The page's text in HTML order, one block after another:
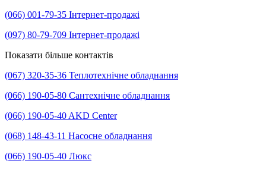
(066) 001-79-35 Інтернет-продажі
(097) 80-79-709 Інтернет-продажі
Показати більше контактів
(067) 320-35-36 Теплотехнічне обладнання
(066) 190-05-80 Сантехнічне обладнання
(066) 190-05-40 AKD Center
(068) 148-43-11 Насосне обладнання
(066) 190-05-40 Люкс